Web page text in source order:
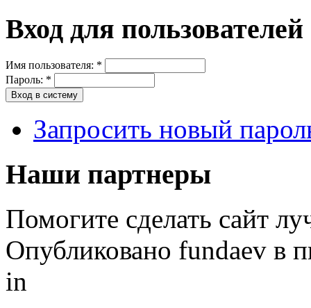
Вход для пользователей
Имя пользователя: *
Пароль: *
Запросить новый
Наши партнеры
Помогите сделать сайт
Опубликовано fundaev в
in